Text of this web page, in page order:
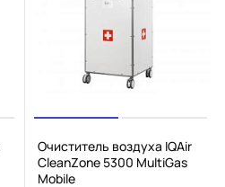
Очиститель воздуха IQAir
CleanZone 5300 MultiGas
Mobile